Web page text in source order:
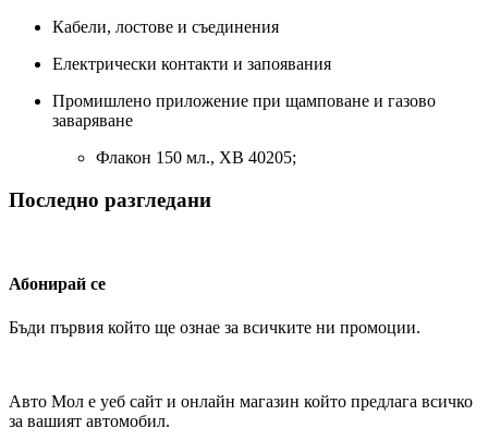
Кабели, лостове и съединения
Електрически контакти и запоявания
Промишлено приложение при щамповане и газово
заваряване
Флакон 150 мл., XB 40205;
Последно разгледани
Абонирай се
Бъди първия който ще ознае за всичките ни промоции.
Авто Мол е уеб сайт и онлайн магазин който предлага всичко
за вашият автомобил.